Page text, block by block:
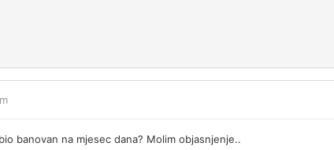
banovan na mjesec dana? Molim objasnjenje..